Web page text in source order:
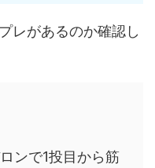
レがあるのか確認し
ンで1投目から筋